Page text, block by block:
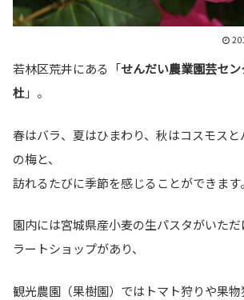
若林区荒井にある「せんだい農業園芸セ
杜」。
春はバラ、夏はひまわり、秋はコスモス
の梅と、
訪れるたびに季節を感じることができます。
園内には宮城県産小麦の生パスタがいた
ラートショップがあり、
観光農園（果樹園）ではトマト狩りや果